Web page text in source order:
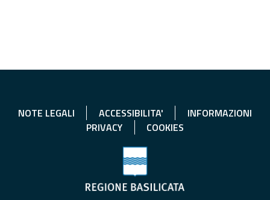
NOTE LEGALI ACCESSIBILITA'
INFORMAZIONI
PRIVACY
COOKIES